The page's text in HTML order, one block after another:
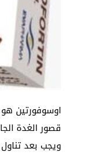
اوسوفورتين هو فيتامين د2
قصور الغدة
ويجب بعد